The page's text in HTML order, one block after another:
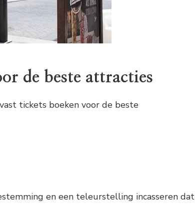
de beste attracties
tickets boeken voor de beste
en een teleurstelling incasseren dat